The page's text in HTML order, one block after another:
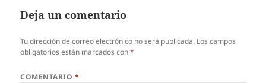
Deja un comentario
Tu dirección de correo electrónico no será publicada. Los campos
obligatorios están marcados con*
COMENTARIO *